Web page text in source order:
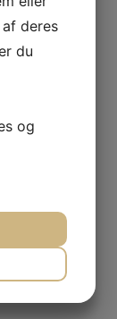
deres
du
og